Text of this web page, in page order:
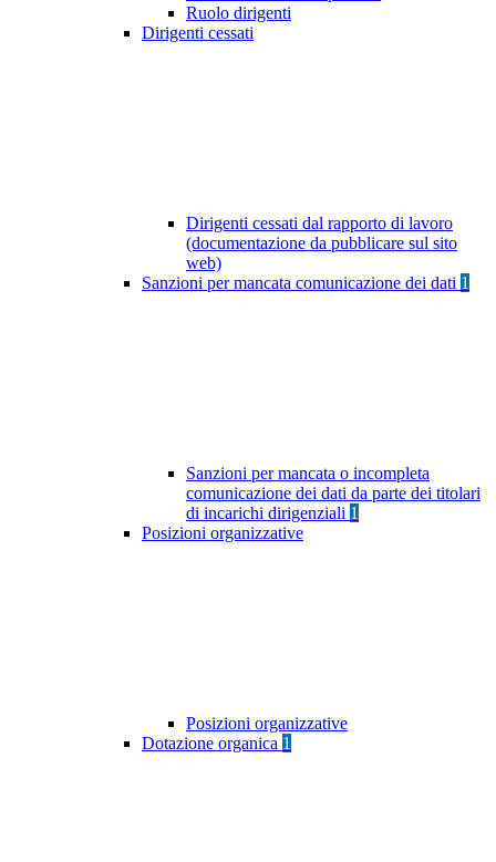
Ruolo dirigenti
Dirigenti cessati
Dirigenti cessati dal rapporto di lavoro
(documentazione da pubblicare sul sito
web)
Sanzioni per mancata comunicazione dei dati 1
Sanzioni per mancata o incompleta
comunicazione dei dati da parte dei titolari
di incarichi dirigenziali 1
Posizioni organizzative
Posizioni organizzative
Dotazione organica 1